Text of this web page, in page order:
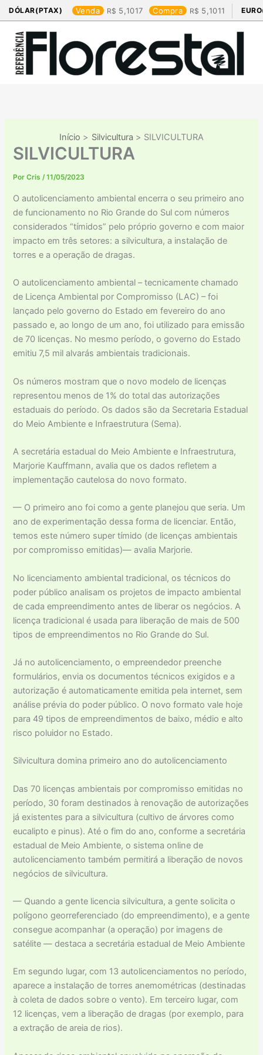
DÓLAR(PTAX) Venda 5,1017 Compra 5,1011
para
conteúdo
Início Silvicultura SILVICULTURA
SILVICULTURA
PorCris/11/05/2023
O autolicenciamento ambiental encerra o seu primeiro ano
de funcionamento no Rio Grande do Sul com números
considerados “tímidos” pelo próprio governo e com maior
impacto em três setores: a silvicultura, a instalação de
torres e a operação de dragas.
O autolicenciamento ambiental – tecnicamente chamado
de Licença Ambiental por Compromisso (LAC) – foi
lançado pelo governo do Estado em fevereiro do ano
passado e, ao longo de um ano, foi utilizado para emissão
de 70 licenças. No mesmo período, o governo do Estado
emitiu 7,5 mil alvarás ambientais tradicionais.
Os números mostram que o novo modelo de licenças
representou menos de 1% do total das autorizações
estaduais do período. Os dados são da Secretaria Estadual
do Meio Ambiente e Infraestrutura (Sema).
A secretária estadual do Meio Ambiente e Infraestrutura,
Marjorie Kauffmann, avalia que os dados refletem a
implementação cautelosa do novo formato.
— O primeiro ano foi como a gente planejou que seria. Um
ano de experimentação dessa forma de licenciar. Então,
temos este número super tímido (de licenças ambientais
por compromisso emitidas)— avalia Marjorie.
No licenciamento ambiental tradicional, os técnicos do
poder público analisam os projetos de impacto ambiental
de cada empreendimento antes de liberar os negócios. A
licença tradicional é usada para liberação de mais de 500
tipos de empreendimentos no Rio Grande do Sul.
Já no autolicenciamento, o empreendedor preenche
formulários, envia os documentos técnicos exigidos e a
autorização é automaticamente emitida pela internet, sem
análise prévia do poder público. O novo formato vale hoje
para 49 tipos de empreendimentos de baixo, médio e alto
risco poluidor no Estado.
Silvicultura domina primeiro ano do autolicenciamento
Das 70 licenças ambientais por compromisso emitidas no
período, 30 foram destinados à renovação de autorizações
já existentes para a silvicultura (cultivo de árvores como
eucalipto e pinus). Até o fim do ano, conforme a secretária
estadual de Meio Ambiente, o sistema online de
autolicenciamento também permitirá a liberação de novos
negócios de silvicultura.
— Quando a gente licencia silvicultura, a gente solicita o
polígono georreferenciado (do empreendimento), e a gente
consegue acompanhar (a operação) por imagens de
satélite — destaca a secretária estadual de Meio Ambiente
Em segundo lugar, com 13 autolicenciamentos no período,
aparece a instalação de torres anemométricas (destinadas
à coleta de dados sobre o vento). Em terceiro lugar, com
12 licenças, vem a liberação de dragas (por exemplo, para
a extração de areia de rios).